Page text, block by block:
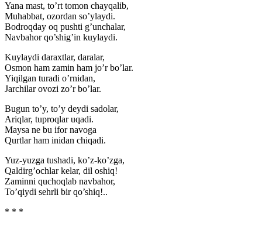
Yana mast, to’rt tomon chayqalib,
Muhabbat, ozordan so’ylaydi.
Bodroqday oq pushti g’unchalar,
Navbahor qo’shig’in kuylaydi.
Kuylaydi daraxtlar, daralar,
Osmon ham zamin ham jo’r bo’lar.
Yiqilgan turadi o’rnidan,
Jarchilar ovozi zo’r bo’lar.
Bugun to’y, to’y deydi sadolar,
Ariqlar, tuproqlar uqadi.
Maysa ne bu ifor navoga
Qurtlar ham inidan chiqadi.
Yuz-yuzga tushadi, ko’z-ko’zga,
Qaldirg’ochlar kelar, dil oshiq!
Zaminni quchoqlab navbahor,
To’qiydi sehrli bir qo’shiq!..
* * *